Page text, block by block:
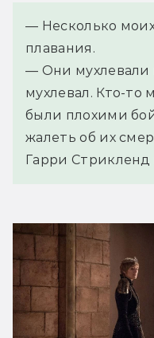
— Несколько
плавания.
— Они мухлевали
мухлевал. Кто-то
были плохими
жалеть об их
Гарри